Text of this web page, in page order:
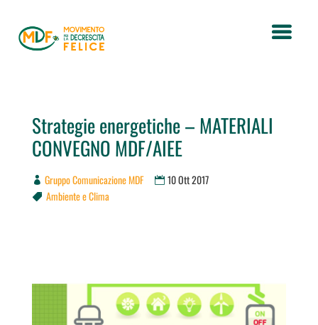
Strategie energetiche – MATERIALI
CONVEGNO MDF/AIEE
Gruppo Comunicazione MDF 10 Ott 2017
 Ambiente e Clima